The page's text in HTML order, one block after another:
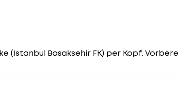
(Istanbul Basaksehir FK) per Kopf.